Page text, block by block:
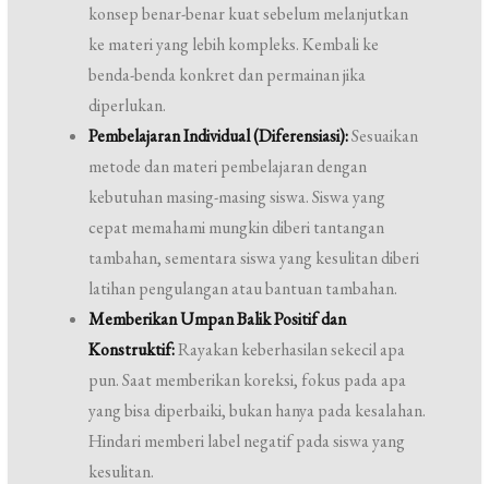
konsep benar-benar kuat sebelum melanjutkan
ke materi yang lebih kompleks. Kembali ke
benda-benda konkret dan permainan jika
diperlukan.
Pembelajaran Individual (Diferensiasi):Sesuaikan
metode dan materi pembelajaran dengan
kebutuhan masing-masing siswa. Siswa yang
cepat memahami mungkin diberi tantangan
tambahan, sementara siswa yang kesulitan diberi
latihan pengulangan atau bantuan tambahan.
Memberikan Umpan Balik Positif dan
Konstruktif:Rayakan keberhasilan sekecil apa
pun. Saat memberikan koreksi, fokus pada apa
yang bisa diperbaiki, bukan hanya pada kesalahan.
Hindari memberi label negatif pada siswa yang
kesulitan.